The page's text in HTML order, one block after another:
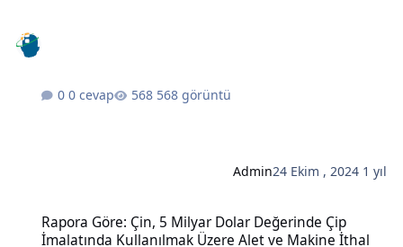
0 cevap 568 görüntü
Admin24 Ekim , 2024 1 yıl
Rapora Göre: Çin, 5 Milyar Dolar Değerinde Çip
İmalatında Kullanılmak Üzere Alet ve Makine İthal